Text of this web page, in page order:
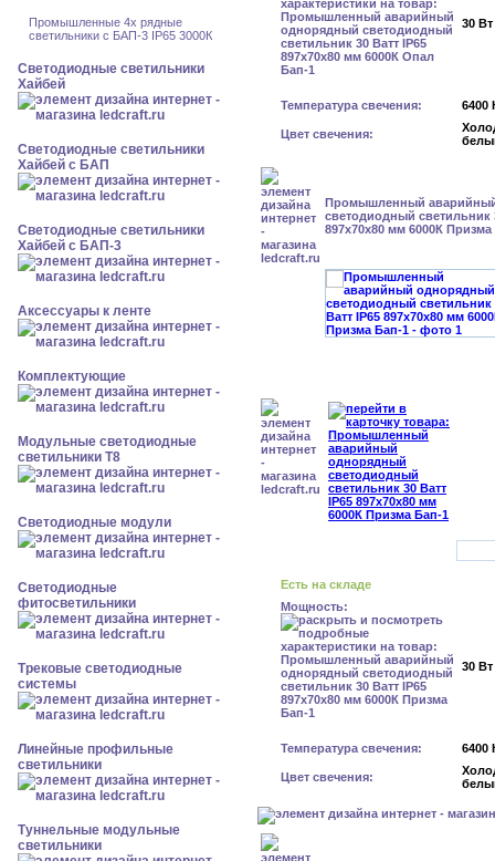
Промышленные 4х рядные
светильники с БАП-3 IP65 3000К
Светодиодные светильники
Хайбей
Светодиодные светильники
Хайбей с БАП
Светодиодные светильники
Хайбей с БАП-3
Аксессуары к ленте
Комплектующие
Модульные светодиодные
светильники Т8
Светодиодные модули
Светодиодные
фитосветильники
Трековые светодиодные
системы
Линейные профильные
светильники
Туннельные модульные
светильники
30 Вт
Температура свечения: 6400
Цвет свечения:
Промышленный
светодиодный светильник
897x70x80 мм 6000К
Есть на складе
Мощность:
30 Вт
Температура свечения: 6400
Цвет свечения: